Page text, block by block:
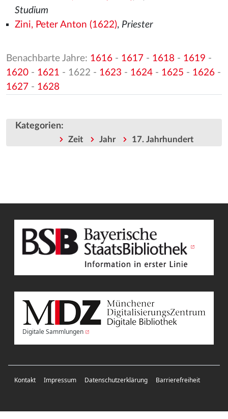
Studium
Zini, Peter Anton (1622), Priester
Benachbarte Jahre: 1616 - 1617 - 1618 - 1619 -
1620 - 1621 - 1622 - 1623 - 1624 - 1625 - 1626 -
1627 - 1628
Kategorien:
Zeit Jahr 17. Jahrhundert
Digitale Sammlungen
Kontakt Impressum Datenschutzerklärung Barrierefreiheit